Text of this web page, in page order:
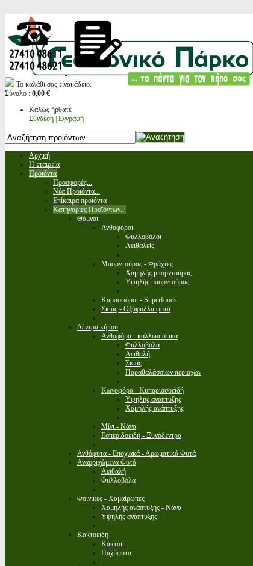
Το καλάθι σας είναι άδειο.
Σύνολο : 0,00 €
Καλώς ήρθατε
Σύνδεση | Εγγραφή
Αρχική
Η εταιρεία
Προϊόντα
Προσφορές...
Νέα Προϊόντα...
Επίκαιρα προϊόντα
Κατηγορίες Προϊόντων...
Θάμνοι
Ανθοφόροι
Φυλλοβόλοι
Αειθαλείς
Μπορντούρας - Φράχτες
Χαμηλής μπορντούρας
Υψηλής μπορντούρας
Καρποφόροι - Superfoods
Σκιάς - Οξύφυλλα φυτά
Δέντρα κήπου
Ανθοφόρα - καλλωπιστικά
Φυλλοβόλα
Αειθαλή
Σκιάς
Παραθαλάσσιων περιοχών
Κωνοφόρα - Κυπαρισσοειδή
Υψηλής ανάπτυξης
Χαμηλής ανάπτυξης
Μίνι - Νάνα
Εσπεριδοειδή - Ξυνόδεντρα
Ανθόφυτα - Εποχιακά - Αρωματικά Φυτά
Αναρριχώμενα Φυτά
Αειθαλή
Φυλλοβόλα
Φοίνικες - Χαμαίρωπες
Χαμηλής ανάπτυξης - Νάνα
Υψηλής ανάπτυξης
Κακτοειδή
Κάκτοι
Παχύφυτα